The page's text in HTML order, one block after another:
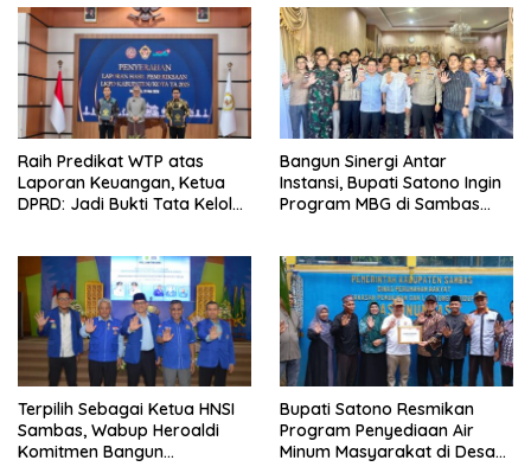
Raih Predikat WTP atas
Laporan Keuangan, Ketua
DPRD: Jadi Bukti Tata Kelola
Bangun Sinergi Antar
Instansi, Bupati Satono Ingin
Program MBG di Sambas
Terpilih Sebagai Ketua HNSI
Sambas, Wabup Heroaldi
Komitmen Bangun
Bupati Satono Resmikan
Program Penyediaan Air
Minum Masyarakat di Desa